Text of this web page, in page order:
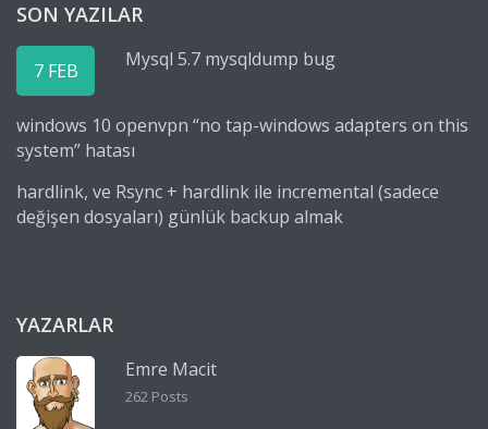
SON YAZILAR
7 FEB Mysql 5.7 mysqldump bug
windows 10 openvpn “no tap-windows adapters on this
system” hatası
hardlink, ve Rsync + hardlink ile incremental (sadece
değişen dosyaları) günlük backup almak
YAZARLAR
Emre Macit
262 Posts